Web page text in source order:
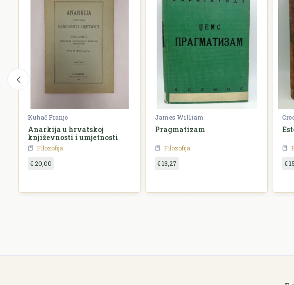
Kuhač Franjo
Anarkija u hrvatskoj
književnosti i umjetnosti
Filozofija
€ 20,00
James William
Pragmatizam
Filozofija
€ 13,27 €